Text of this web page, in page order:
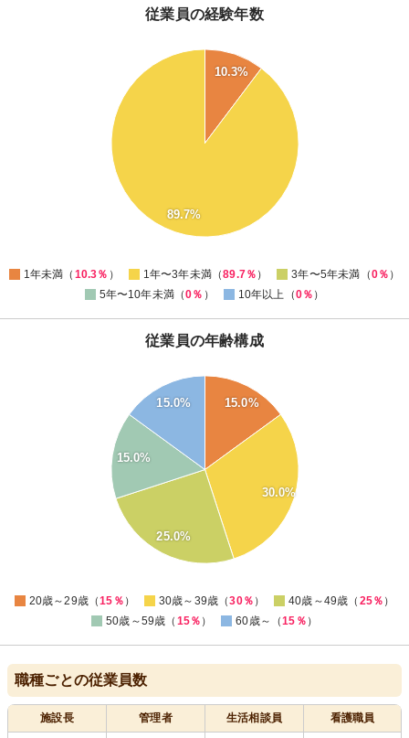
従業員の経験年数
10.3%
89.7%
1年未満（ 10.3％ ） 1年〜3年未満（89.7％ ） 3年〜5年未満（0％ ）
5年〜10年未満（0％ ） 10年以上（0％ ）
従業員の年齢構成
15.0%
30.0%
25.0%
15.0%
15.0%
20歳～29歳（15％ ） 30歳～39歳（30％ ） 40歳～49歳（ 25％ ）
50歳～59歳（ 15％ ） 60歳～（15％ ）
職種ごとの従業員数
施設長 管理者 生活相談員 看護職員